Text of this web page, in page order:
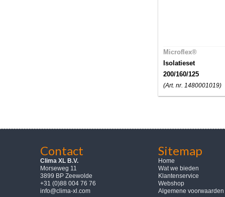
Microflex®
Isolatieset
200/160/125
(Art. nr. 1480001019)
Contact
Clima XL B.V.
Morseweg 11
3899 BP Zeewolde
+31 (0)88 004 76 76
info@clima-xl.com
Sitemap
Home
Wat we bieden
Klantenservice
Webshop
Algemene voorwaarden